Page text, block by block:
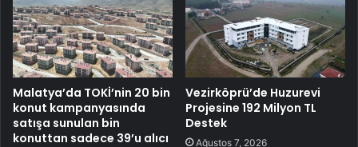
Malatya’da TOKİ’nin 20 bin
konut kampanyasında
satışa sunulan bin
konuttan sadece 39’u alıcı
Vezirköprü’de Huzurevi
Projesine 192 Milyon TL
Destek
Ağustos 7, 2026